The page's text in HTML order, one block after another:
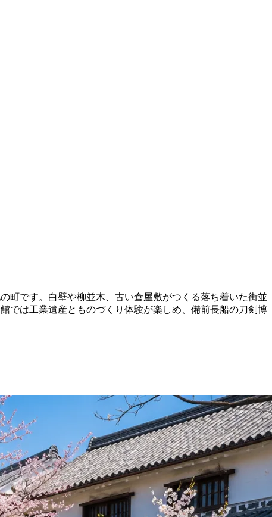
町です。白壁や柳並木、古い倉屋敷がつくる落ち着いた街並
では工業遺産とものづくり体験が楽しめ、備前長船の刀剣博